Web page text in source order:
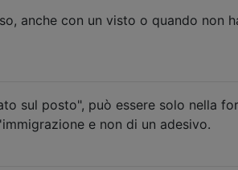
anche con un visto o quando non
sul posto", può essere solo nella
e non di un adesivo.